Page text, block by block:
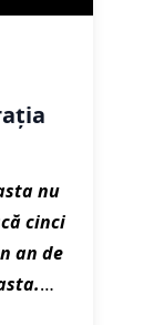
nu
cinci
an de